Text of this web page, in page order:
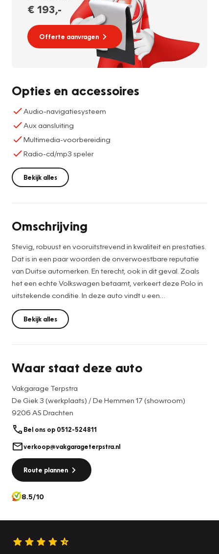
€ 193,-
Offerte aanvragen
Opties en accessoires
Audio-navigatiesysteem
Aux aansluiting
Multimedia-voorbereiding
Radio-cd/mp3 speler
Bekijk alles
Omschrijving
Stevig, robuust en vooruitstrevend in kwaliteit en prestaties.
Dat is in een paar woorden de onverwoestbare reputatie
van Duitse automerken. En terecht, ook in dit geval. Zoals
het een echte Volkswagen betaamt, verkeert deze Polo in
uitstekende conditie. In deze auto vindt u een
benzinemotor en een handgeschakelde
zesversnellingsbak. Ga samen met uw bijrijder lekker zitten
in de verwarmbare voorstoelen. De sportstoelen geven
lichtmetalen velgen, warmtewerend glas, in delen
snelheidsafhankelijke stuurbekrachtiging.
Het navigatiesysteem zorgt ervoor dat u altijd de juiste en
snelste route vindt. De cruise control vermindert het
brandstofverbruik en vergroot het comfort. Ja, ook
Volkswagen uitgerust met: lederen stuur, isofix-aansluiting,
centrale deurvergrendeling met afstandsbediening,
boordcomputer en lederen versnellingspook.
afhankelijk van de juiste bandenspanning. Het
Bekijk alles
Waar staat deze auto
Vakgarage Terpstra
De Giek 3 (werkplaats) / De Hemmen 17 (showroom)
9206 AS Drachten
Bel ons op 0512-524811
verkoop@vakgarageterpstra.nl
Route plannen
8.5/10